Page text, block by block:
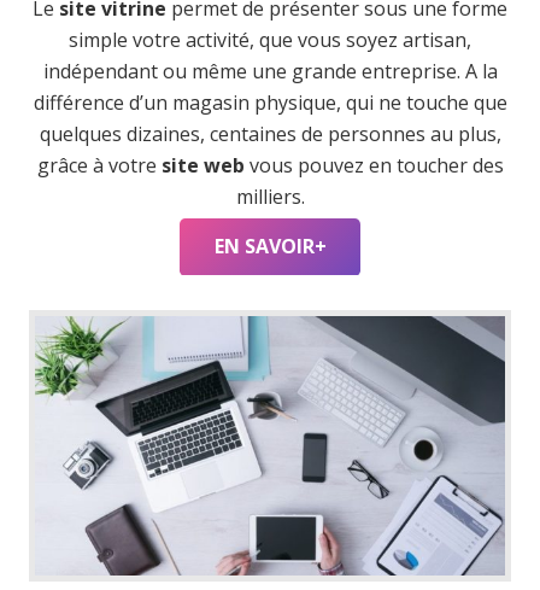
Le site vitrine permet de présenter sous une forme
simple votre activité, que vous soyez artisan,
indépendant ou même une grande entreprise. A la
différence d’un magasin physique, qui ne touche que
quelques dizaines, centaines de personnes au plus,
grâce à votre site web vous pouvez en toucher des
milliers.
EN SAVOIR+